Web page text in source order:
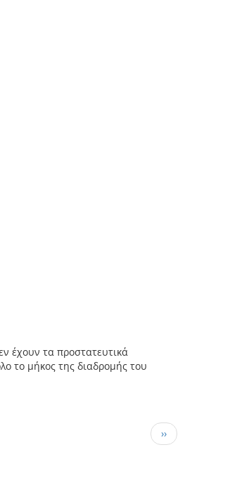
έχουν τα προστατευτικά
το μήκος της διαδρομής του
Next page
››